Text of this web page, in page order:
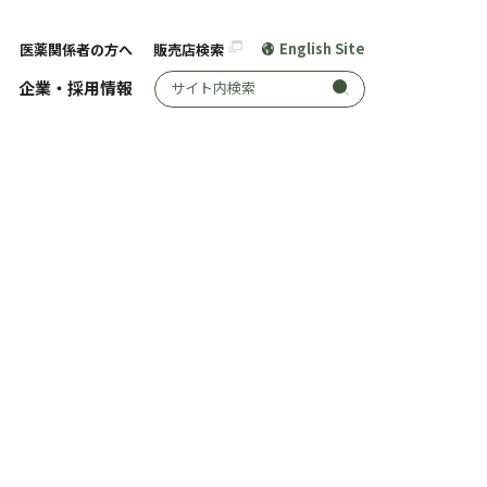
企業・採用情報 サイト内検索
医薬関係者の方へ 販売店検索 English Site